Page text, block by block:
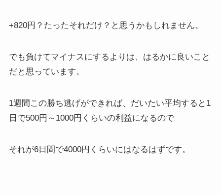
+820円？たったそれだけ？と思うかもしれません。
でも負けてマイナスにするよりは、はるかに良いこと
だと思っています。
1週間この勝ち逃げができれば、だいたい平均すると1
日で500円～1000円くらいの利益になるので
それが6日間で4000円くらいにはなるはずです。